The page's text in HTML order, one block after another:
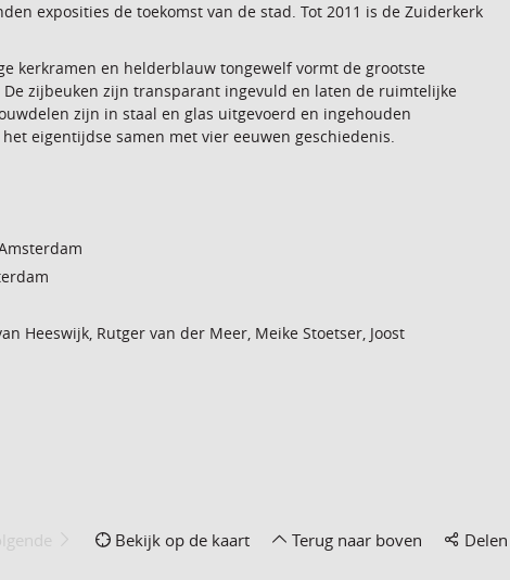
exposities de toekomst van de stad. Tot 2011 is de Zuiderkerk
kerkramen en helderblauw tongewelf vormt de grootste
zijbeuken zijn transparant ingevuld en laten de ruimtelijke
zijn in staal en glas uitgevoerd en ingehouden
eigentijdse samen met vier eeuwen geschiedenis.
Heeswijk, Rutger van der Meer, Meike Stoetser, Joost
Bekijk op de kaart Terug naar boven Delen